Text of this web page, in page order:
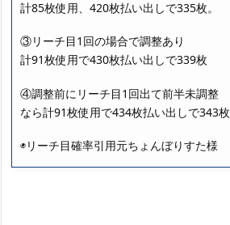
計85枚使用、420枚払い出しで335枚。
③リーチ目1回の場合で調整あり
計91枚使用で430枚払い出しで339枚
④調整前にリーチ目1回出て前半未調整
なら計91枚使用で434枚払い出しで343枚
◉リーチ目確率引用元ちょんぼりすた様